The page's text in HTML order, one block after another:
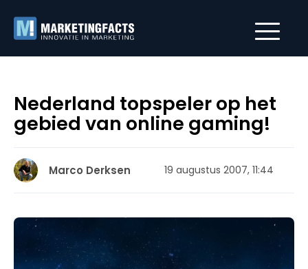
Nederland topspeler op het
gebied van online gaming!
Marco Derksen 19 augustus 2007, 11:44